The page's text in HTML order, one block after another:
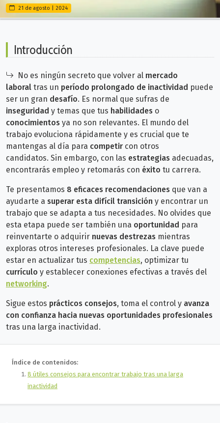
21 de agosto | 2024
Introducción
No es ningún secreto que volver al mercado
laboral tras un período prolongado de inactividad puede
ser un gran desafío. Es normal que sufras de
inseguridad y temas que tus habilidades o
conocimientos ya no son relevantes. El mundo del
trabajo evoluciona rápidamente y es crucial que te
mantengas al día para competir con otros
candidatos. Sin embargo, con las estrategias adecuadas,
encontrarás empleo y retomarás con éxito tu carrera.
Te presentamos 8 eficaces recomendaciones que van a
ayudarte a superar esta difícil transición y encontrar un
trabajo que se adapta a tus necesidades. No olvides que
esta etapa puede ser también una oportunidad para
reinventarte o adquirir nuevas destrezas mientras
exploras otros intereses profesionales. La clave puede
estar en actualizar tus competencias, optimizar tu
currículo y establecer conexiones efectivas a través del
networking.
Sigue estos prácticos consejos, toma el control y avanza
con confianza hacia nuevas oportunidades profesionales
tras una larga inactividad.
Índice de contenidos:
8 útiles consejos para encontrar trabajo tras una larga
inactividad